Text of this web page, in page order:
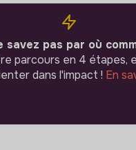
savez pas par où
parcours en 4 étapes,
dans l'impact ! En